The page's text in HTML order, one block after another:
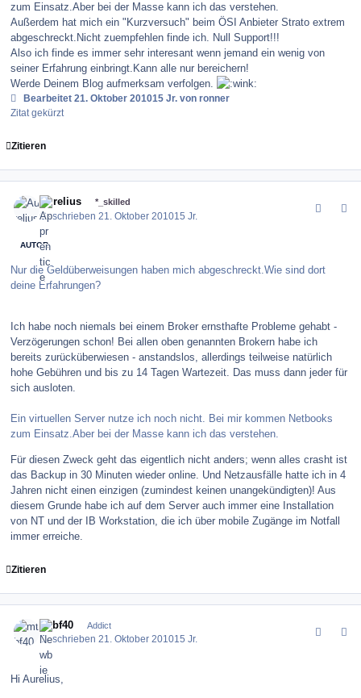
zum Einsatz.Aber bei der Masse kann ich das verstehen.
Außerdem hat mich ein "Kurzversuch" beim ÖSI Anbieter Strato extrem
abgeschreckt.Nicht zuempfehlen finde ich. Null Support!!!
Also ich finde es immer sehr interesant wenn jemand ein wenig von
seiner Erfahrung einbringt.Kann alle nur bereichern!
Werde Deinem Blog aufmerksam verfolgen.
Bearbeitet21. Oktober 201015 Jr. von ronner
Zitat gekürzt
Zitieren
Aurelius *_skilled
Geschrieben21. Oktober 201015 Jr.
AUTOR
Nur die Geldüberweisungen haben mich abgeschreckt.Wie sind dort
deine Erfahrungen?
Ich habe noch niemals bei einem Broker ernsthafte Probleme gehabt -
Verzögerungen schon! Bei allen oben genannten Brokern habe ich
bereits zurücküberwiesen - anstandslos, allerdings teilweise natürlich
hohe Gebühren und bis zu 14 Tagen Wartezeit. Das muss dann jeder für
sich ausloten.
Ein virtuellen Server nutze ich noch nicht. Bei mir kommen Netbooks
zum Einsatz.Aber bei der Masse kann ich das verstehen.
Für diesen Zweck geht das eigentlich nicht anders; wenn alles crasht ist
das Backup in 30 Minuten wieder online. Und Netzausfälle hatte ich in 4
Jahren nicht einen einzigen (zumindest keinen unangekündigten)! Aus
diesem Grunde habe ich auf dem Server auch immer eine Installation
von NT und der IB Workstation, die ich über mobile Zugänge im Notfall
immer erreiche.
Zitieren
mtbf40 Addict
Geschrieben21. Oktober 201015 Jr.
Hi Aurelius,